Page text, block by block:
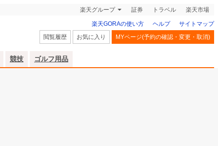
楽天グループ 証券 トラベル 楽天市場
楽天GORAの使い方 ヘルプ
サイトマップ
閲覧履歴
お気に入り MYページ(予約の確認・変更・取消)
競技 ゴルフ用品